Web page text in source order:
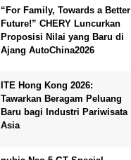
“For Family, Towards a Better
Future!” CHERY Luncurkan
Proposisi Nilai yang Baru di
Ajang AutoChina2026
ITE Hong Kong 2026:
Tawarkan Beragam Peluang
Baru bagi Industri Pariwisata
Asia